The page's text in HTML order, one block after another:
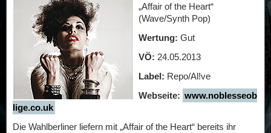
„Affair of the Heart“
(Wave/Synth Pop)
Wertung: Gut
VÖ: 24.05.2013
Label: Repo/Al!ve
Webseite: www.noblesseob
lige.co.uk
Die Wahlberliner liefern mit „Affair of the Heart“ bereits ihr